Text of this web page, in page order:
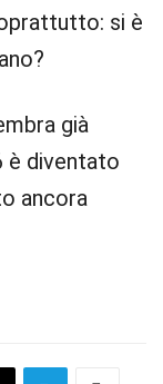
si è
già
è diventato
ancora